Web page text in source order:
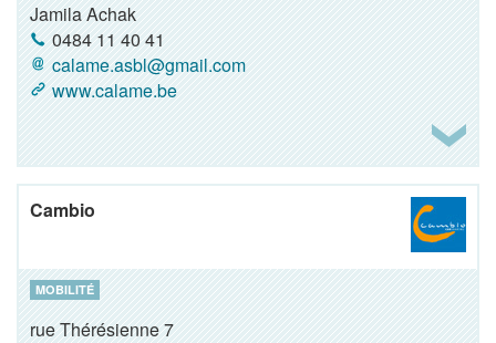
Jamila Achak
0484 11 40 41
calame.asbl@gmail.com
www.calame.be
Cambio
MOBILITÉ
rue Thérésienne 7